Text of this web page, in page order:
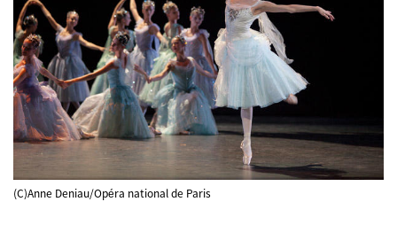
(C)Anne Deniau/Opéra national de Paris